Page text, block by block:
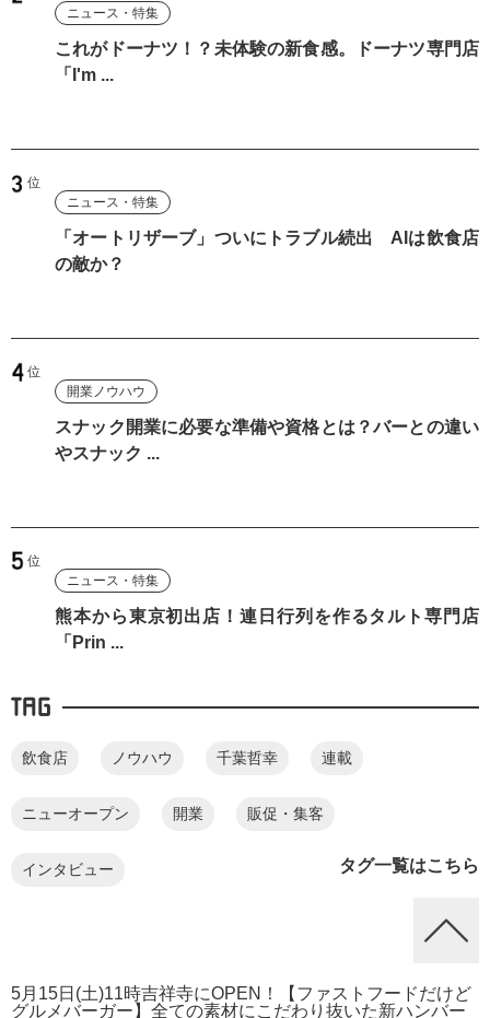
ニュース・特集
これがドーナツ！？未体験の新食感。ドーナツ専門店
「I'm ...
ニュース・特集
「オートリザーブ」ついにトラブル続出 AIは飲食店
の敵か？
開業ノウハウ
スナック開業に必要な準備や資格とは？バーとの違い
やスナック ...
ニュース・特集
熊本から東京初出店！連日行列を作るタルト専門店
「Prin ...
TAG
飲食店 ノウハウ 千葉哲幸 連載
ニューオープン 開業 販促・集客
インタビュー タグ一覧はこちら
5月15日(土)11時吉祥寺にOPEN！【ファストフードだけど
グルメバーガー】全ての素材にこだわり抜いた新ハンバー